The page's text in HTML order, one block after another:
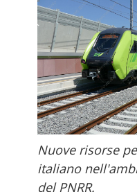
Nuove risorse
italiano
del PNRR.